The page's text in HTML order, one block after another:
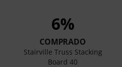
6%
COMPRADO
Stairville Truss Stacking
Board 40